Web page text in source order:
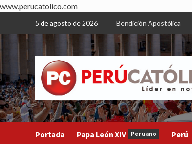
www.perucatolico.com
content
5 de agosto de 2026 Bendición Apostólica
Portada Papa León XIV Peruano Perú